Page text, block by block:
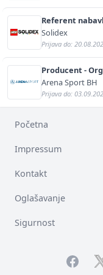
Referent
Solidex
Prijava do:
Producent -
Arena Sport BH
Prijava do:
Početna
Impressum
Kontakt
Oglašavanje
Sigurnost